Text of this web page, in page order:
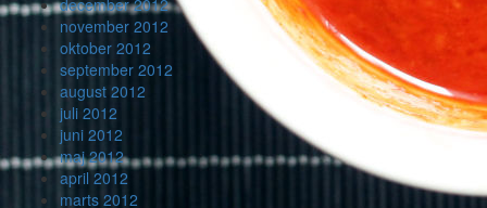
december 2012
november 2012
oktober 2012
september 2012
august 2012
juli 2012
juni 2012
maj 2012
april 2012
marts 2012